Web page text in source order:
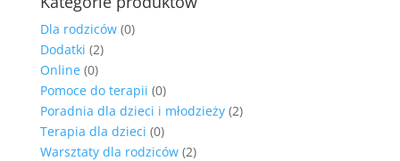
Dla rodziców (0)
Dodatki (2)
Online (0)
Pomoce do terapii (0)
Poradnia dla dzieci i młodzieży (2)
Terapia dla dzieci (0)
Warsztaty dla rodziców (2)